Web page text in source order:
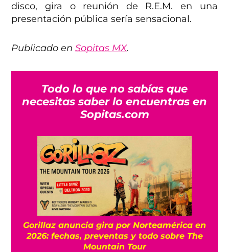
disco, gira o reunión de R.E.M. en una
presentación pública sería sensacional.
Publicado enSopitas MX.
Todo lo que no sabías que
necesitas saber lo encuentras en
Sopitas.com
Gorillaz anuncia gira por Norteamérica en
2026: fechas, preventas y todo sobre The
Mountain Tour